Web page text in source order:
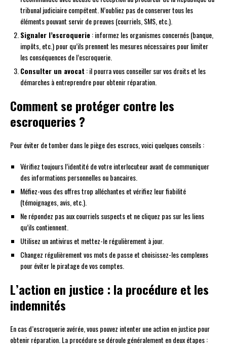
tribunal judiciaire compétent. N’oubliez pas de conserver tous les
éléments pouvant servir de preuves (courriels, SMS, etc.).
Signaler l’escroquerie: informez les organismes concernés (banque,
impôts, etc.) pour qu’ils prennent les mesures nécessaires pour limiter
les conséquences de l’escroquerie.
Consulter un avocat : il pourra vous conseiller sur vos droits et les
démarches à entreprendre pour obtenir réparation.
Comment se protéger contre les
escroqueries ?
Pour éviter de tomber dans le piège des escrocs, voici quelques conseils :
Vérifiez toujours l’identité de votre interlocuteur avant de communiquer
des informations personnelles ou bancaires.
Méfiez-vous des offres trop alléchantes et vérifiez leur fiabilité
(témoignages, avis, etc.).
Ne répondez pas aux courriels suspects et ne cliquez pas sur les liens
qu’ils contiennent.
Utilisez un antivirus et mettez-le régulièrement à jour.
Changez régulièrement vos mots de passe et choisissez-les complexes
pour éviter le piratage de vos comptes.
L’action en justice : la procédure et les
indemnités
En cas d’escroquerie avérée, vous pouvez intenter une action en justice pour
obtenir réparation. La procédure se déroule généralement en deux étapes :